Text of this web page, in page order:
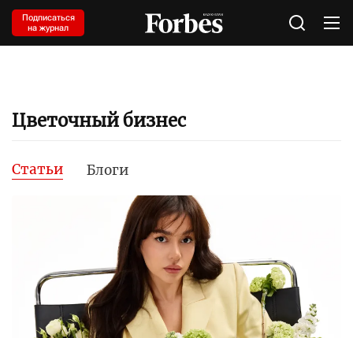
Подписаться
на журнал
Цветочный бизнес
Статьи Блоги